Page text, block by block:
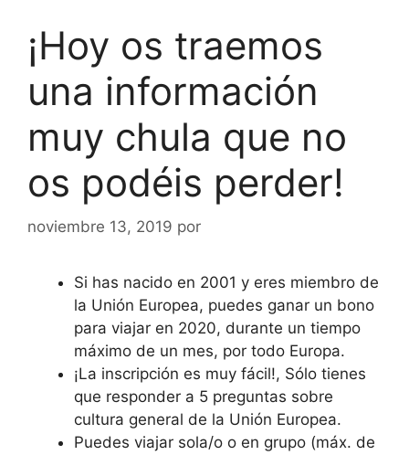
¡Hoy os traemos
una información
muy chula que no
os podéis perder!
noviembre 13, 2019 por
Si has nacido en 2001 y eres miembro de
la Unión Europea, puedes ganar un bono
para viajar en 2020, durante un tiempo
máximo de un mes, por todo Europa.
¡La inscripción es muy fácil!, Sólo tienes
que responder a 5 preguntas sobre
cultura general de la Unión Europea.
Puedes viajar sola/o o en grupo (máx. de